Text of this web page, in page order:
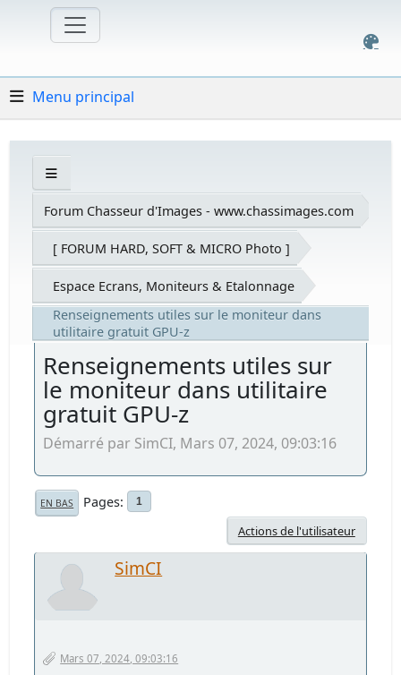
Menu principal
Forum Chasseur d'Images - www.chassimages.com
[ FORUM HARD, SOFT & MICRO Photo ]
Espace Ecrans, Moniteurs & Etalonnage
Renseignements utiles sur le moniteur dans
utilitaire gratuit GPU-z
Renseignements utiles sur
le moniteur dans utilitaire
gratuit GPU-z
Démarré par SimCI, Mars 07, 2024, 09:03:16
EN BAS Pages 1
Actions de l'utilisateur
SimCI
Mars 07, 2024, 09:03:16